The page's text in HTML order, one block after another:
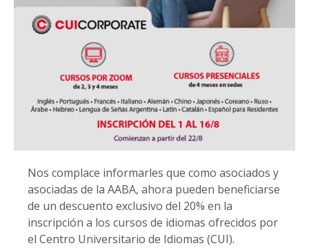
Nos complace informarles que como asociados y
asociadas de la AABA, ahora pueden beneficiarse
de un descuento exclusivo del 20% en la
inscripción a los cursos de idiomas ofrecidos por
el Centro Universitario de Idiomas (CUI).